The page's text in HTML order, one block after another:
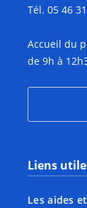
Tél. 05 46
Accueil du
de 9h à
Liens
Les aides